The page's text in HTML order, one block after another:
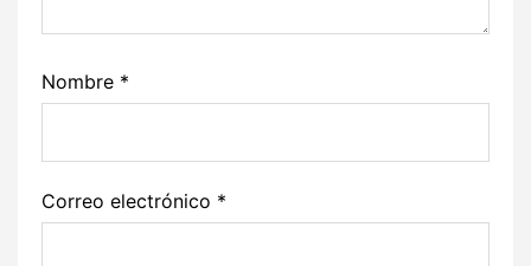
Nombre *
Correo electrónico *